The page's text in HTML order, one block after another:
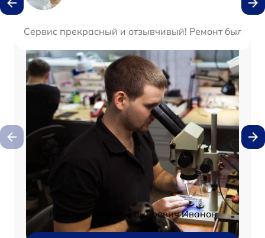
Сервис прекрасный и отзывчивый! Ремонт был
Константин Александрович Иванов